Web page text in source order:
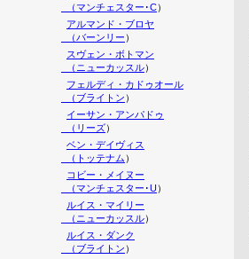
（マンチェスター･C）
アルマンド・ブロヤ
（バーンリー）
スヴェン・ボトマン
（ ニューカッスル）
フェルディ・カドゥオール
（ブライトン）
イーサン・アンパドゥ
（ リーズ）
ベン・デイヴィス
（ トッテナム）
コビー・メイヌー
（マンチェスター･U）
ルイス・マイリー
（ ニューカッスル）
ルイス・ダンク
（ブライトン）